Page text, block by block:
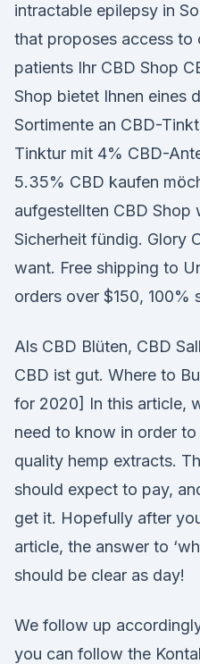
intractable epilepsy in
that proposes access to
patients Ihr CBD Shop
Shop bietet Ihnen eines
Sortimente an CBD-
Tinktur mit 4% CBD-
5.35% CBD kaufen
aufgestellten CBD Shop
Sicherheit fündig. Glory
want. Free shipping to
orders over $150, 100%
Als CBD Blüten, CBD
CBD ist gut. Where to
for 2020] In this article,
need to know in order
quality hemp extracts.
should expect to pay,
get it. Hopefully after
article, the answer to
should be clear as day!
We follow up
you can follow the